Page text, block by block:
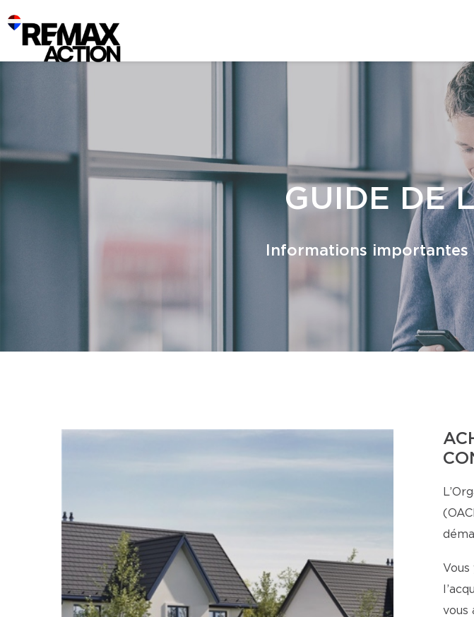
GUIDE DE
Informations importantes
vous